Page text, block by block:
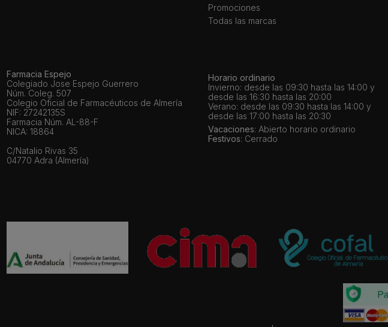
Promociones
Todas las marcas
Farmacia Espejo
Colegiado Jose Espejo Guerrero
Núm. Coleg. 507
Colegio Oficial de Farmacéuticos de Almería
NIF: 27242135S
Farmacia Núm. AL-88-F
NICA: 18864
C/Natalio Rivas 35
04770 Adra (Almería)
Horario ordinario
Invierno: desde las 09:30 hasta las 14:00 y
desde las 16:30 hasta las 20:00
Verano: desde las 09:30 hasta las 14:00 y
desde las 17:00 hasta las 20:30
Vacaciones: Abierto horario ordinario
Festivos: Cerrado